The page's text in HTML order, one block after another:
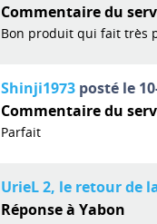
Commentaire du
Bon produit qui fait très
Shinji1973 posté le
Commentaire du
Parfait
UrieL 2, le retour de
Réponse à Yabon